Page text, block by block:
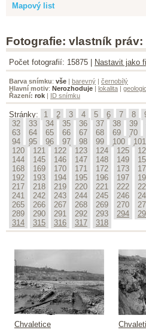
Mapový list
Fotografie: vlastník
Počet fotografií: 15875 | Nastavit jako
Barva snímku: vše | barevný | černobílý
Hlavní motiv: Nerozhoduje | lokalita |
Řazení: rok | ID snímku
Stránky: 1 2 3 4 5 6 7 8
32
33 34 35 36 37 38 39
63
64 65 66 67 68 69 70
94
95 96 97 98 99 100 101
120
121 122 123 124 125
144
145 146 147 148 149
168
169 170 171 172 173
192
193 194 195 196 197
217
218 219 220 221 222
241
242 243 244 245 246
265
266 267 268 269 270
289
290 291 292 293 294
314
315 316 317 318
Chvaletice